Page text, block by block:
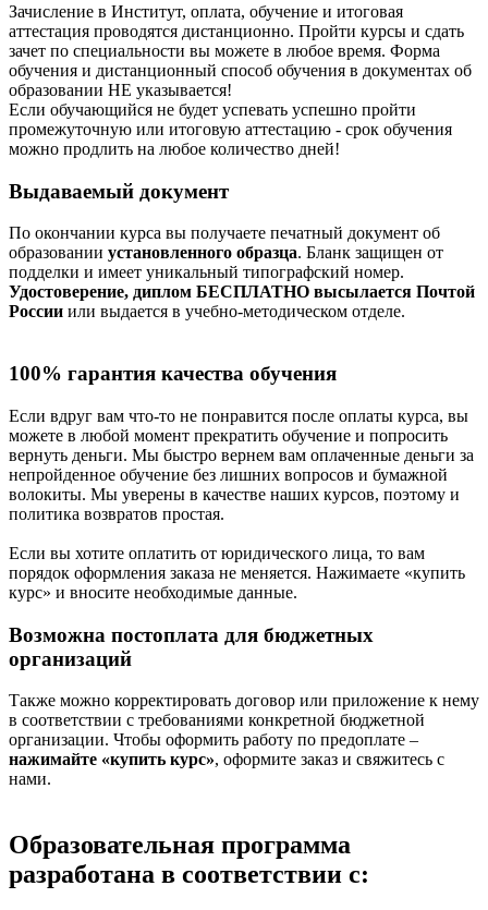
Зачисление в Институт, оплата, обучение и итоговая
аттестация проводятся дистанционно. Пройти курсы и сдать
зачет по специальности вы можете в любое время. Форма
обучения и дистанционный способ обучения в документах об
образовании НЕ указывается!
Если обучающийся не будет успевать успешно пройти
промежуточную или итоговую аттестацию - срок обучения
можно продлить на любое количество дней!
Выдаваемый документ
По окончании курса вы получаете печатный документ об
образовании установленного образца. Бланк защищен от
подделки и имеет уникальный типографский номер.
Удостоверение, диплом БЕСПЛАТНО высылается Почтой
России или выдается в учебно-методическом отделе.
100% гарантия качества обучения
Если вдруг вам что-то не понравится после оплаты курса, вы
можете в любой момент прекратить обучение и попросить
вернуть деньги. Мы быстро вернем вам оплаченные деньги за
непройденное обучение без лишних вопросов и бумажной
волокиты. Мы уверены в качестве наших курсов, поэтому и
политика возвратов простая.
Если вы хотите оплатить от юридического лица, то вам
порядок оформления заказа не меняется. Нажимаете «купить
курс» и вносите необходимые данные.
Возможна постоплата для бюджетных
организаций
Также можно корректировать договор или приложение к нему
в соответствии с требованиями конкретной бюджетной
организации. Чтобы оформить работу по предоплате –
нажимайте «купить курс», оформите заказ и свяжитесь с
нами.
Образовательная программа
разработана в соответствии с: